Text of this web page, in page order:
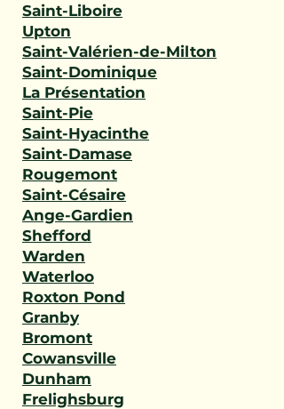
Saint-Liboire
Upton
Saint-Valérien-de-Milton
Saint-Dominique
La Présentation
Saint-Pie
Saint-Hyacinthe
Saint-Damase
Rougemont
Saint-Césaire
Ange-Gardien
Shefford
Warden
Waterloo
Roxton Pond
Granby
Bromont
Cowansville
Dunham
Frelighsburg